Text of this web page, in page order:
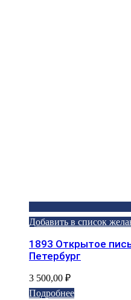
Добавить в список
1893 Открытое
Петербург
3 500,00 ₽
Подробнее